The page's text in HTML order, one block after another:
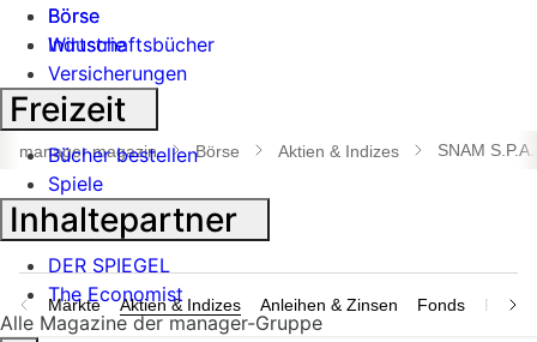
Börse
Industrie
Suche
öffnen
manager magazin Börse Aktien & Indizes SNAM S.P.A.
Märkte Aktien & Indizes Anleihen & Zinsen Fonds
Börse
Wirtschaftsbücher
Versicherungen
Freizeit
Bücher bestellen
Spiele
Inhaltepartner
DER SPIEGEL
The Economist
Alle Magazine der manager-Gruppe